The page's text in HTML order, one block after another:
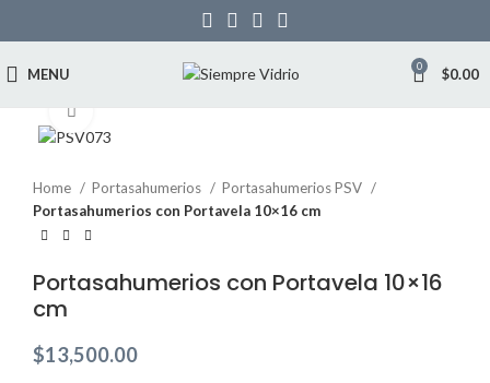
MENU 0 $0.00
Home Portasahumerios
Portasahumerios PSV
Portasahumerios con Portavela 10×16 cm
Portasahumerios con Portavela 10×16
cm
$13,500.00